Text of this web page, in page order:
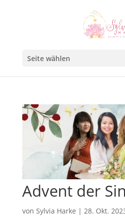
Seite wählen
Advent der
von Sylvia Harke | 28. Okt.